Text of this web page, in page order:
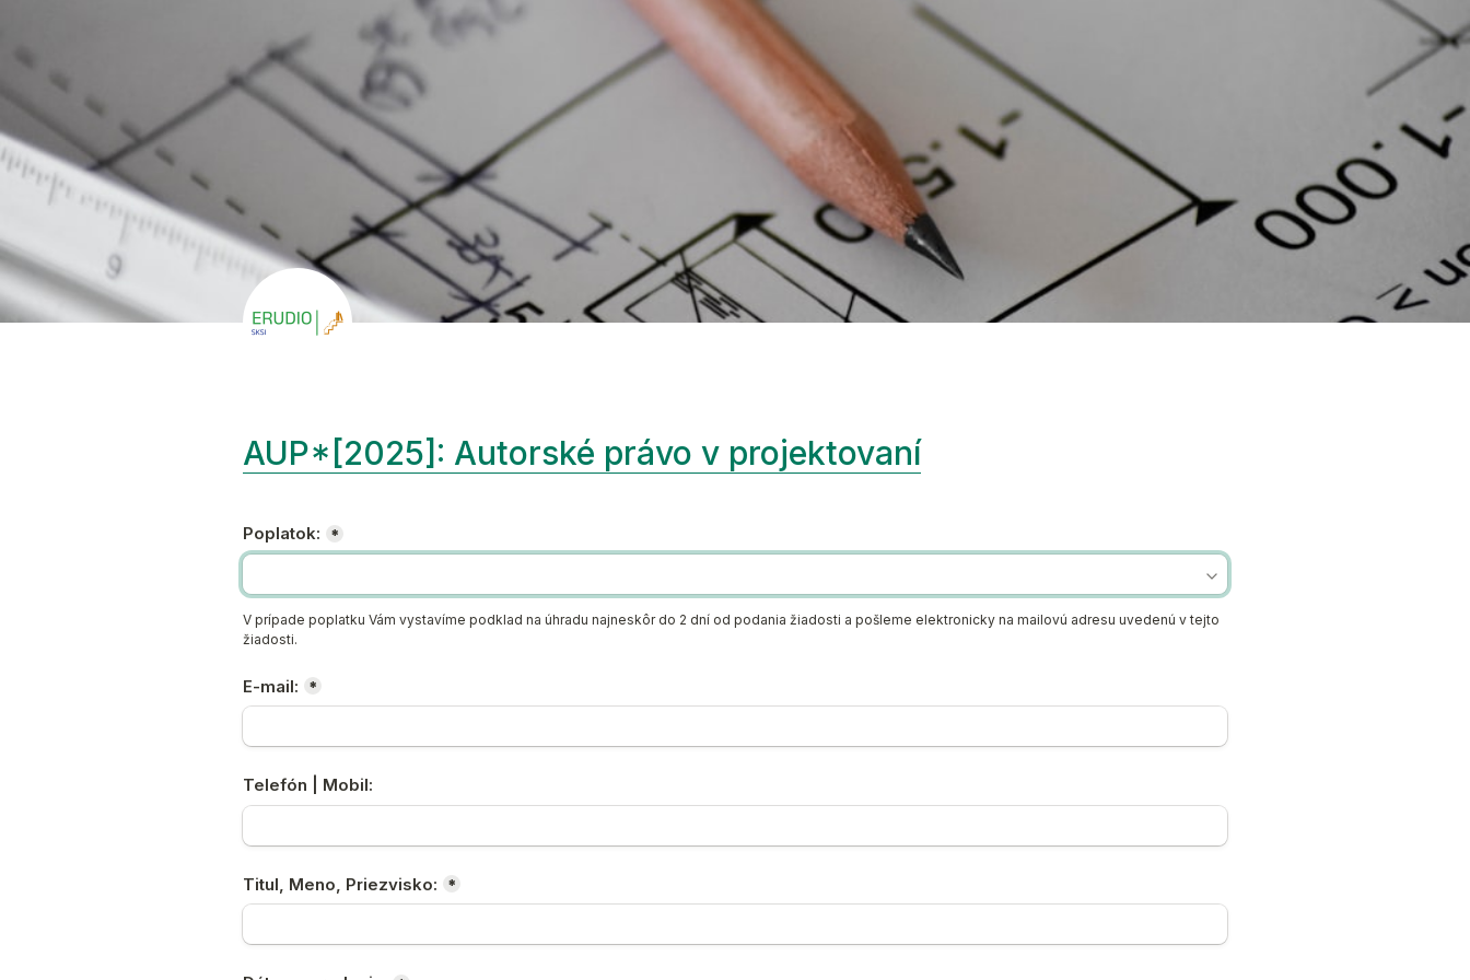
AUP*[2025]: Autorské právo v projektovaní
Poplatok: *
V prípade poplatku Vám vystavíme podklad na úhradu najneskôr do 2 dní od podania žiadosti a pošleme elektronicky na mailovú adresu uvedenú v tejto
žiadosti.
E-mail: *
Telefón | Mobil:
Titul, Meno, Priezvisko: *